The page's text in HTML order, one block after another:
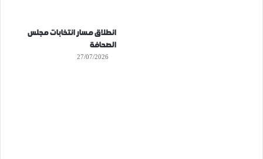
انطلاق مسار انتخابات مجلس
الصحافة
27/07/2026